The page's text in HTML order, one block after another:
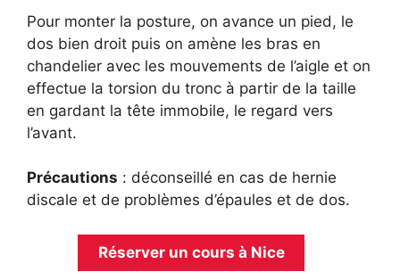
Pour monter la posture, on avance un pied, le
dos bien droit puis on amène les bras en
chandelier avec les mouvements de l’aigle et on
effectue la torsion du tronc à partir de la taille
en gardant la tête immobile, le regard vers
l’avant.
Précautions : déconseillé en cas de hernie
discale et de problèmes d’épaules et de dos.
Réserver un cours à Nice